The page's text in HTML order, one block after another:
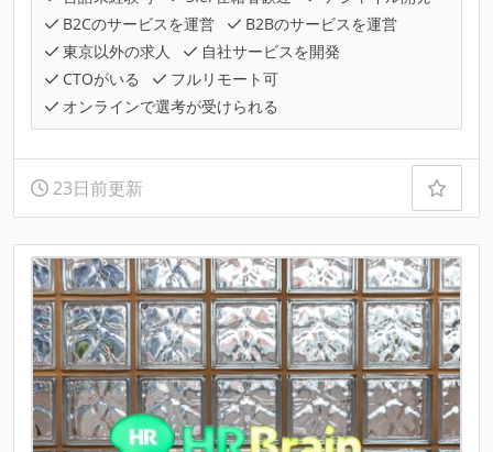
B2Cのサービスを運営
B2Bのサービスを運営
東京以外の求人
自社サービスを開発
CTOがいる
フルリモート可
オンラインで選考が受けられる
23日前更新